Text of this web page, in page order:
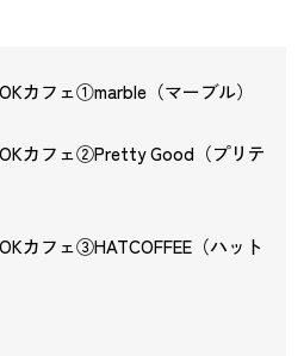
カフェ①marble（マーブル）
カフェ②Pretty Good（プリテ
カフェ③HATCOFFEE（ハット